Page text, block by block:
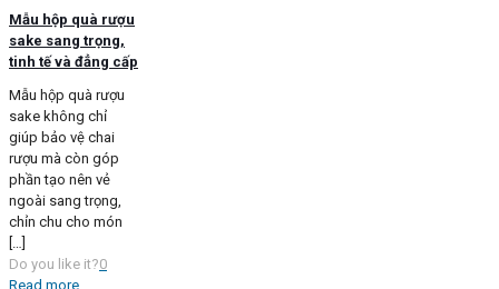
Mẫu hộp quà rượu
sake sang trọng,
tinh tế và đẳng cấp
Mẫu hộp quà rượu
sake không chỉ
giúp bảo vệ chai
rượu mà còn góp
phần tạo nên vẻ
ngoài sang trọng,
chỉn chu cho món
[…]
Do you like it?0
Read more